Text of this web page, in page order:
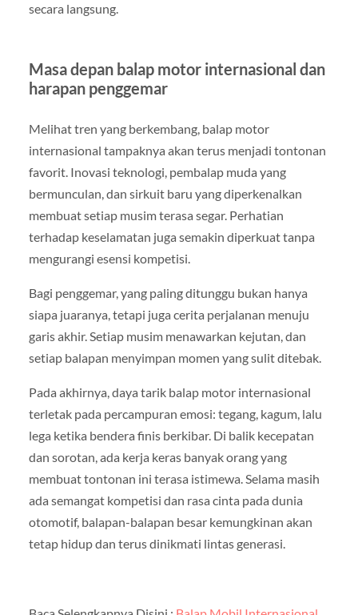
secara langsung.
Masa depan balap motor internasional dan
harapan penggemar
Melihat tren yang berkembang, balap motor
internasional tampaknya akan terus menjadi tontonan
favorit. Inovasi teknologi, pembalap muda yang
bermunculan, dan sirkuit baru yang diperkenalkan
membuat setiap musim terasa segar. Perhatian
terhadap keselamatan juga semakin diperkuat tanpa
mengurangi esensi kompetisi.
Bagi penggemar, yang paling ditunggu bukan hanya
siapa juaranya, tetapi juga cerita perjalanan menuju
garis akhir. Setiap musim menawarkan kejutan, dan
setiap balapan menyimpan momen yang sulit ditebak.
Pada akhirnya, daya tarik balap motor internasional
terletak pada percampuran emosi: tegang, kagum, lalu
lega ketika bendera finis berkibar. Di balik kecepatan
dan sorotan, ada kerja keras banyak orang yang
membuat tontonan ini terasa istimewa. Selama masih
ada semangat kompetisi dan rasa cinta pada dunia
otomotif, balapan-balapan besar kemungkinan akan
tetap hidup dan terus dinikmati lintas generasi.